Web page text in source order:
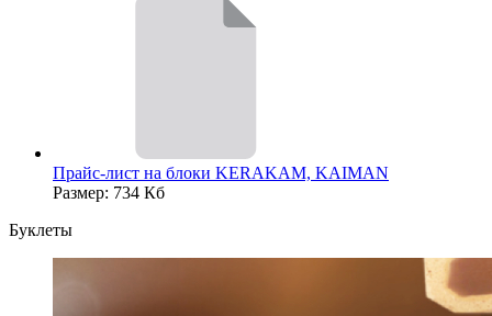
Прайс-лист на блоки KERAKAM, KAIMAN
Размер: 734 Кб
Буклеты